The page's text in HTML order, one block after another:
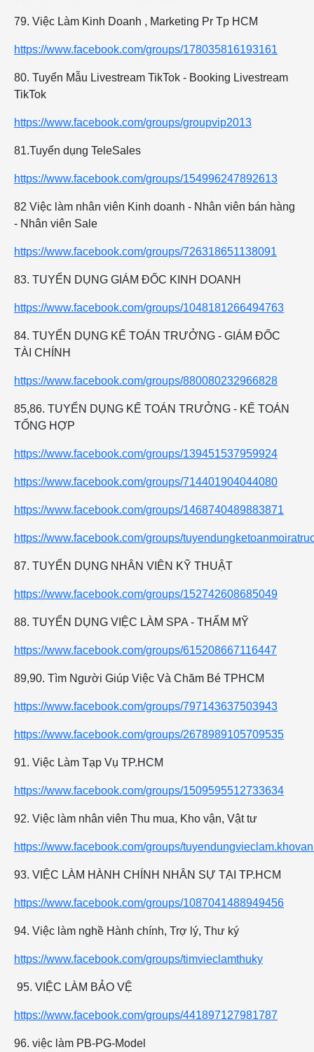
79. Việc Làm Kinh Doanh , Marketing Pr Tp HCM
https://www.facebook.com/groups/178035816193161
80. Tuyển Mẫu Livestream TikTok - Booking Livestream
TikTok
https://www.facebook.com/groups/groupvip2013
81.Tuyển dụng TeleSales
https://www.facebook.com/groups/154996247892613
82 Việc làm nhân viên Kinh doanh - Nhân viên bán hàng
- Nhân viên Sale
https://www.facebook.com/groups/726318651138091
83. TUYỂN DỤNG GIÁM ĐỐC KINH DOANH
https://www.facebook.com/groups/1048181266494763
84. TUYỂN DỤNG KẾ TOÁN TRƯỞNG - GIÁM ĐỐC
TÀI CHÍNH
https://www.facebook.com/groups/880080232966828
85,86. TUYỂN DỤNG KẾ TOÁN TRƯỞNG - KẾ TOÁN
TỔNG HỢP
https://www.facebook.com/groups/139451537959924
https://www.facebook.com/groups/714401904044080
https://www.facebook.com/groups/1468740489883871
https://www.facebook.com/groups/
87. TUYỂN DỤNG NHÂN VIÊN KỸ THUẬT
https://www.facebook.com/groups/152742608685049
88. TUYỂN DỤNG VIỆC LÀM SPA - THẨM MỸ
https://www.facebook.com/groups/615208667116447
89,90. Tìm Người Giúp Việc Và Chăm Bé TPHCM
https://www.facebook.com/groups/797143637503943
https://www.facebook.com/groups/2678989105709535
91. Việc Làm Tạp Vụ TP.HCM
https://www.facebook.com/groups/1509595512733634
92. Việc làm nhân viên Thu mua, Kho vận, Vật tư
https://www.facebook.com/groups/
93. VIỆC LÀM HÀNH CHÍNH NHÂN SỰ TẠI TP.HCM
https://www.facebook.com/groups/1087041488949456
94. Việc làm nghề Hành chính, Trợ lý, Thư ký
https://www.facebook.com/groups/timvieclamthuky
95. VIỆC LÀM BẢO VỆ
https://www.facebook.com/groups/441897127981787
96. việc làm PB-PG-Model